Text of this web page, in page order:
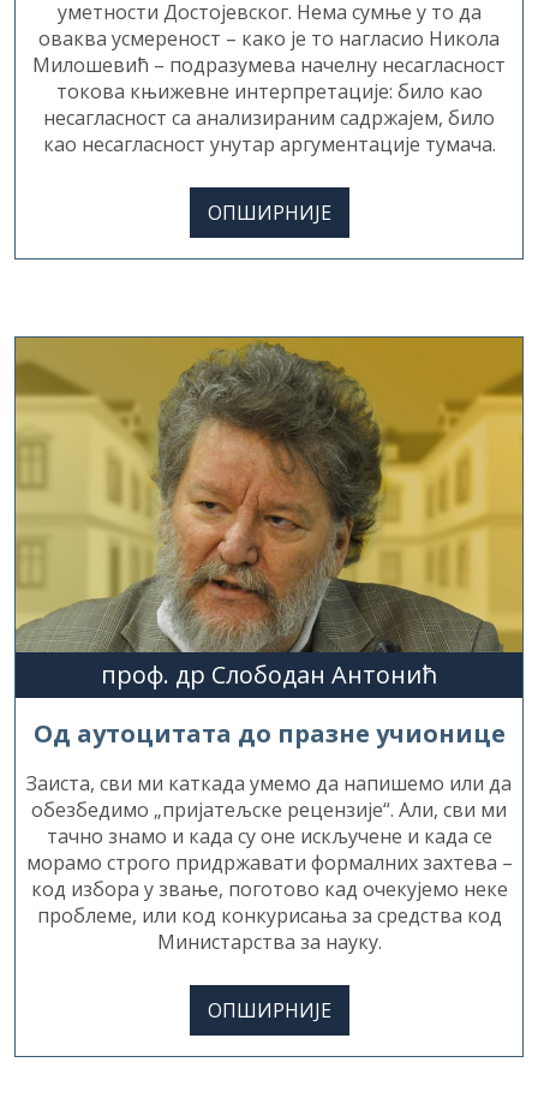
оваква усмереност – како је то нагласио Никола
Милошевић – подразумева начелну несагласност
токова књижевне интерпретације: било као
несагласност са анализираним садржајем, било
као несагласност унутар аргументације тумача.
ОПШИРНИЈЕ
проф. др Слободан Антонић
Од аутоцитата до празне учионице
Заиста, сви ми каткада умемо да напишемо или да
обезбедимо „пријатељске рецензије“. Али, сви ми
тачно знамо и када су оне искључене и када се
морамо строго придржавати формалних захтева –
код избора у звање, поготово кад очекујемо неке
проблеме, или код конкурисања за средства код
Министарства за науку.
ОПШИРНИЈЕ